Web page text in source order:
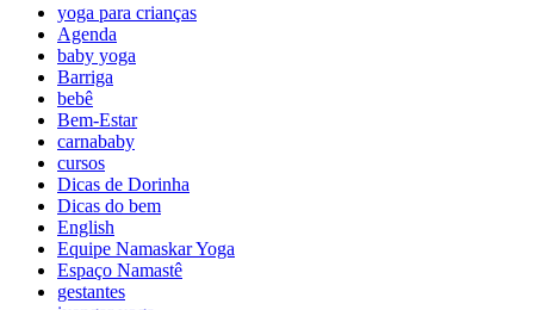
yoga para crianças
Agenda
baby yoga
Barriga
bebê
Bem-Estar
carnababy
cursos
Dicas de Dorinha
Dicas do bem
English
Equipe Namaskar Yoga
Espaço Namastê
gestantes